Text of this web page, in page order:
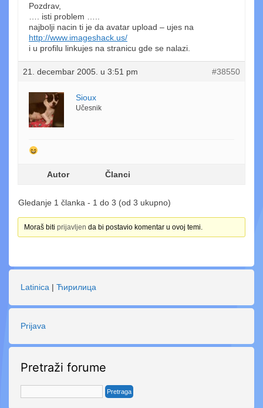
Pozdrav,
…. isti problem …..
najbolji nacin ti je da avatar upload – ujes na
http://www.imageshack.us/
i u profilu linkujes na stranicu gde se nalazi.
21. decembar 2005. u 3:51 pm #38550
Sioux
Učesnik
Autor Članci
Gledanje 1 članka - 1 do 3 (od 3 ukupno)
Moraš bitiprijavljen da bi postavio komentar u ovoj temi.
Latinica | Ћирилица
Prijava
Pretraži forume